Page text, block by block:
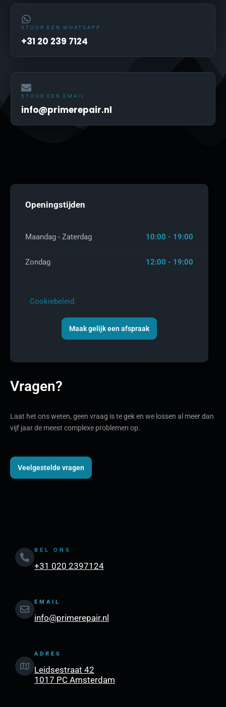
STUUR EEN WHATSAPP
+31 20 239 7124
STUUR EEN EMAIL
info@primerepair.nl
Openingstijden
Maandag - Zaterdag 10:00 - 19:00
Zondag 12:00 - 19:00
Cookiebeleid
Maak gelijk een afspraak
Vragen?
Laat het ons weten, geen vraag is te gek en we lossen al meer dan
vijf jaar de meest complexe problemen op.
Veelgestelde vragen
BEL ONS
+31 020 2397124
EMAIL
info@primerepair.nl
ADRES
Leidsestraat 42
1017 PC Amsterdam